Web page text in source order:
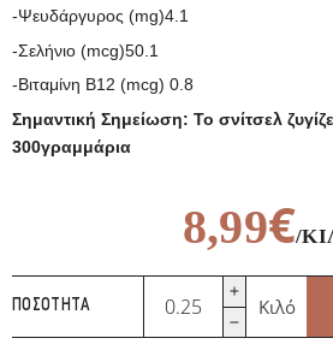
-Ψευδάργυρος (mg)4.1
-Σελήνιο (mcg)50.1
-Βιταμίνη B12 (mcg) 0.8
Σημαντική Σημείωση: Το σνίτσελ
300γραμμάρια
8,99€/
ΠΟΣΌΤΗΤΑ
Χοιρινό
Παναρισμένο
Κιλό